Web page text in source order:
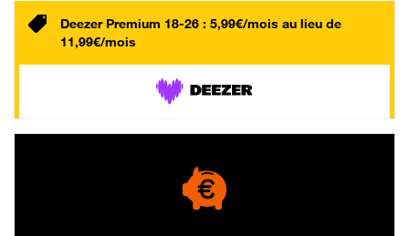
Deezer Premium 18-26 : 5,99€/mois au lieu de
11,99€/mois